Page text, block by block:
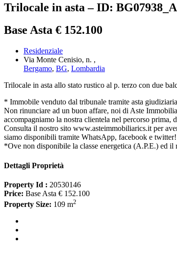
Trilocale in asta – ID:
Base Asta € 152.100
Residenziale
Via Monte Cenisio, n. ,
Bergamo, BG, Lombardia
Trilocale in asta allo stato rustico al p. terzo con due
* Immobile venduto dal tribunale tramite asta
Non rinunciare ad un buon affare, noi di Aste
accompagniamo la nostra clientela nel percorso prima,
Consulta il nostro sito www.asteimmobiliarics.it per
siamo disponibili tramite WhatsApp, facebook e
*Ove non disponibile la classe energetica (A.P.E.) ed
Dettagli Proprietà
Property Id : 20530146
Price: Base Asta € 152.100
Property Size: 109 m2